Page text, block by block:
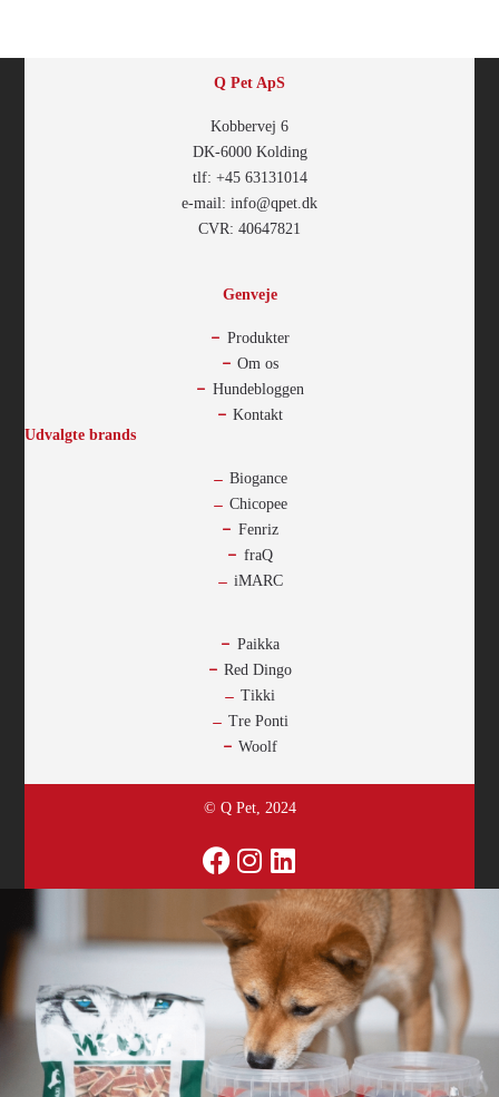
Q Pet ApS
Kobbervej 6
DK-6000 Kolding
tlf: +45 63131014
e-mail: info@qpet.dk
CVR: 40647821
Genveje
Produkter
Om os
Hundebloggen
Kontakt
Udvalgte brands
Biogance
Chicopee
Fenriz
fraQ
iMARC
Paikka
Red Dingo
Tikki
Tre Ponti
Woolf
© Q Pet, 2024